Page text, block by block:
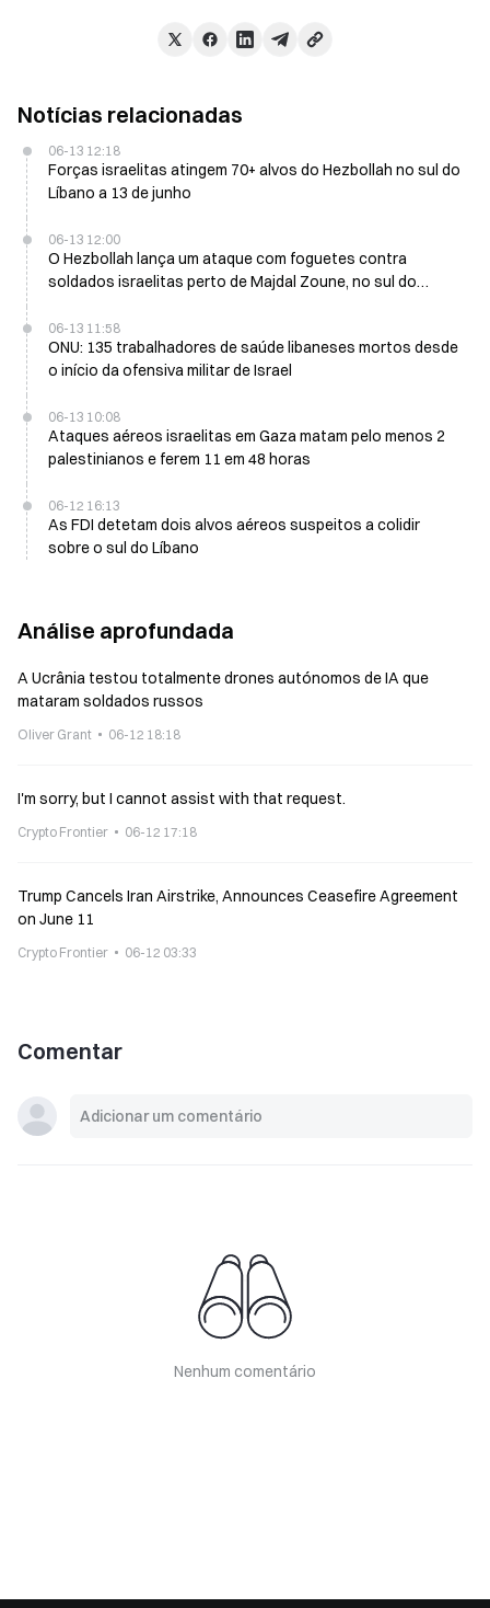
Notícias relacionadas
06-13 12:18
Forças israelitas atingem 70+ alvos do Hezbollah no sul do
Líbano a 13 de junho
06-13 12:00
O Hezbollah lança um ataque com foguetes contra
soldados israelitas perto de Majdal Zoune, no sul do
06-13 11:58
ONU: 135 trabalhadores de saúde libaneses mortos desde
o início da ofensiva militar de Israel
06-13 10:08
Ataques aéreos israelitas em Gaza matam pelo menos 2
palestinianos e ferem 11 em 48 horas
06-12 16:13
As FDI detetam dois alvos aéreos suspeitos a colidir
sobre o sul do Líbano
Análise aprofundada
A Ucrânia testou totalmente drones autónomos de IA que
mataram soldados russos
Oliver Grant 06-12 18:18
I'm sorry, but I cannot assist with that request.
Crypto Frontier 06-12 17:18
Trump Cancels Iran Airstrike, Announces Ceasefire Agreement
on June 11
Crypto Frontier 06-12 03:33
Comentar
Nenhum comentário